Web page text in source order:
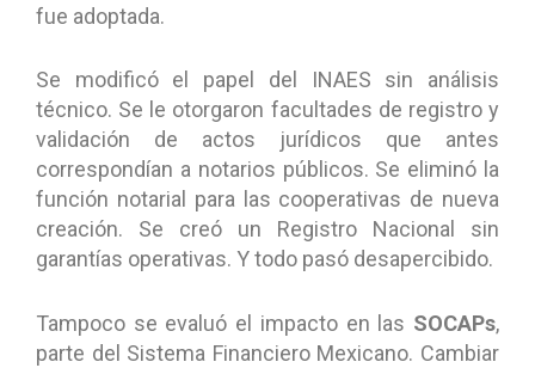
fue adoptada.
Se modificó el papel del INAES sin análisis
técnico. Se le otorgaron facultades de registro y
validación de actos jurídicos que antes
correspondían a notarios públicos. Se eliminó la
función notarial para las cooperativas de nueva
creación. Se creó un Registro Nacional sin
garantías operativas. Y todo pasó desapercibido.
Tampoco se evaluó el impacto en las SOCAPs,
parte del Sistema Financiero Mexicano. Cambiar